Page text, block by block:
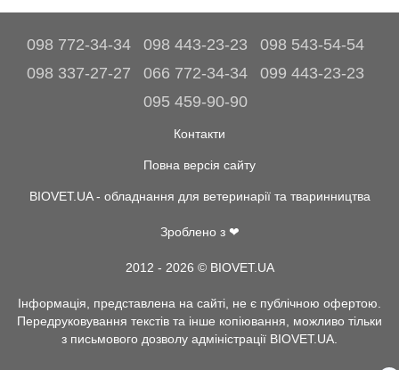
098 772-34-34 098 443-23-23
098 543-54-54
098 337-27-27
066 772-34-34
099 443-23-23
095 459-90-90
Контакти
Повна версія сайту
BIOVET.UA - обладнання для ветеринарії та тваринництва
Зроблено з ❤
2012 - 2026 © BIOVET.UA
Інформація, представлена на сайті, не є публічною офертою.
Передруковування текстів та інше копіювання, можливо тільки
з письмового дозволу адміністрації BIOVET.UA.